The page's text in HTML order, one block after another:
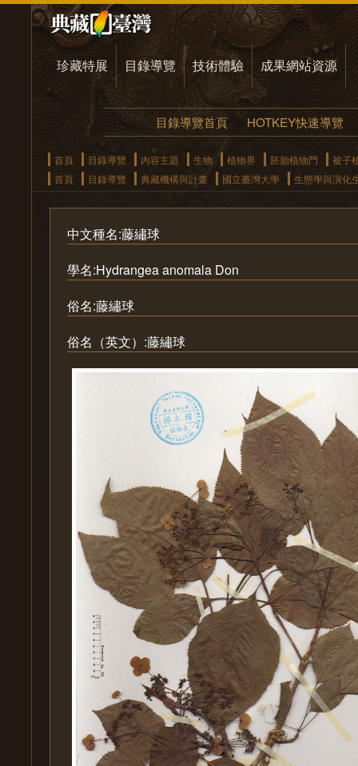
珍藏特展 目錄導覽 技術體驗 成果網站資源
目錄導覽首頁 HOTKEY快速導覽
首頁 目錄導覽 內容主題 生物 植物界 胚胎植物門
被子
首頁
目錄導覽 典藏機構與計畫 國立臺灣大學 生態學與演化
中文種名:藤繡球
學名:Hydrangea anomala Don
俗名:藤繡球
俗名（英文）:藤繡球